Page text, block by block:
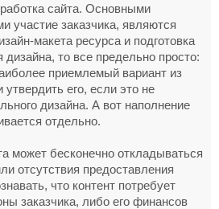
сайта. Основными
участие заказчика, являются
макета ресурса и подготовка
дизайна, то все предельно просто:
приемлемый вариант из
его, если это не
дизайна. А вот наполнение
отдельно.
может бесконечно откладываться
отсутствия предоставления
что контент потребует
заказчика, либо его финансов